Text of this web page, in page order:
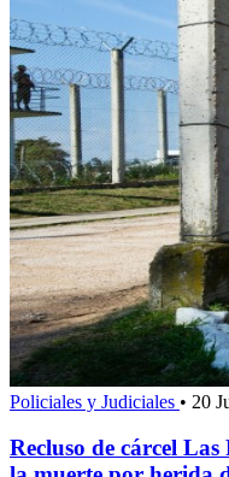
Policiales y Judiciales • 20
Recluso de cárcel